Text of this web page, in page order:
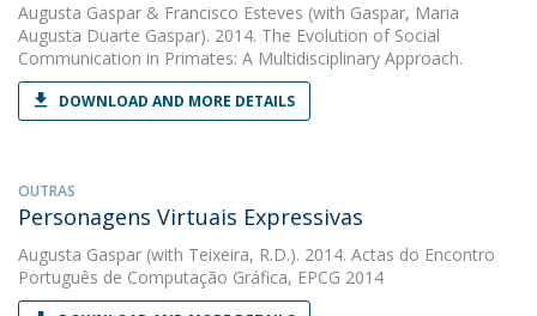
Augusta Gaspar & Francisco Esteves (with Gaspar, Maria
Augusta Duarte Gaspar). 2014. The Evolution of Social
Communication in Primates: A Multidisciplinary Approach.
DOWNLOAD AND MORE DETAILS
OUTRAS
Personagens Virtuais Expressivas
Augusta Gaspar (with Teixeira, R.D.). 2014. Actas do Encontro
Português de Computação Gráfica, EPCG 2014